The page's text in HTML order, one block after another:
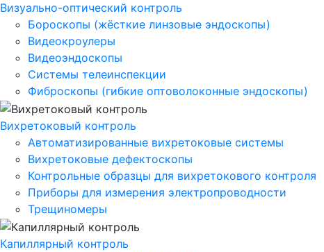
Визуально-оптический контроль
Бороскопы (жёсткие линзовые эндоскопы)
Видеокроулеры
Видеоэндоскопы
Системы телеинспекции
Фиброскопы (гибкие оптоволоконные эндоскопы)
Вихретоковый контроль
Автоматизированные вихретоковые системы
Вихретоковые дефектоскопы
Контрольные образцы для вихретокового контроля
Приборы для измерения электропроводности
Трещиномеры
Капиллярный контроль